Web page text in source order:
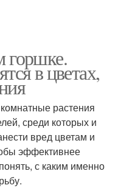
горшке.
в цветах,
растения
среди которых и
вред цветам и
эффективнее
с каким именно